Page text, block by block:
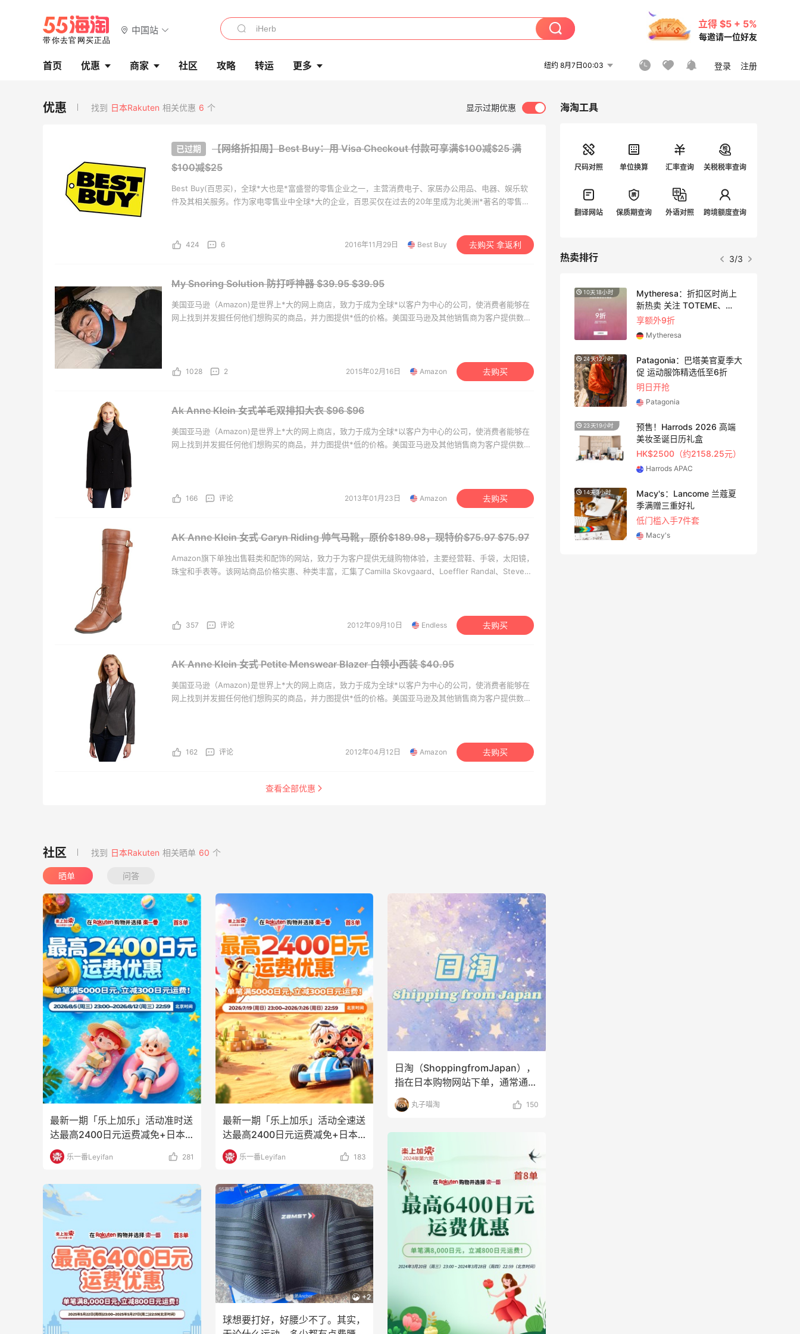
中国站
立得 $5 + 5%
每邀请一位好友
首页 优惠 商家 社区 攻略 转运 更多 纽约 8月7日00:03 登录 注册
找到 日本Rakuten 相关优惠 6 个 显示过期优惠
【网络折扣周】Best Buy：用 Visa Checkout 付款可享满$100减$25满
$100减$25
Best Buy(百思买)，全球*大也是*富盛誉的零售企业之一，主营消费电子、家居办公用品、电器、娱乐软
件及其相关服务。作为家电零售业中全球*大的企业，百思买仅在过去的20年里成为北美洲*著名的零售品
424 6 2016年11月29日 Best Buy 去购买 拿返利
My Snoring Solution 防打呼神器 $39.95$39.95
美国亚马逊（Amazon)是世界上*大的网上商店，致力于成为全球*以客户为中心的公司，使消费者能够在
网上找到并发掘任何他们想购买的商品，并力图提供*低的价格。美国亚马逊及其他销售商为客户提供数千
1028 2 2015年02月16日 Amazon 去购买
Ak Anne Klein 女式羊毛双排扣大衣 $96$96
美国亚马逊（Amazon)是世界上*大的网上商店，致力于成为全球*以客户为中心的公司，使消费者能够在
网上找到并发掘任何他们想购买的商品，并力图提供*低的价格。美国亚马逊及其他销售商为客户提供数千
166 评论 2013年01月23日 Amazon 去购买
AK Anne Klein 女式 Caryn Riding 帅气马靴，原价$189.98，现特价$75.97$75.97
Amazon旗下单独出售鞋类和配饰的网站，致力于为客户提供无缝购物体验，主要经营鞋、手袋，太阳镜，
珠宝和手表等。该网站商品价格实惠、种类丰富，汇集了Camilla Skovgaard、Loeffler Randal、Steve
357 评论 2012年09月10日 Endless 去购买
AK Anne Klein 女式 Petite Menswear Blazer 白领小西装$40.95
美国亚马逊（Amazon)是世界上*大的网上商店，致力于成为全球*以客户为中心的公司，使消费者能够在
网上找到并发掘任何他们想购买的商品，并力图提供*低的价格。美国亚马逊及其他销售商为客户提供数千
162 评论 2012年04月12日 Amazon 去购买
查看全部优惠
找到 日本Rakuten 相关晒单 60 个
晒单 问答
最新一期「乐上加乐」活动准时送
达最高2400日元运费减免+日本
乐天官方商城专属特
乐一番Leyifan 281
最新一期「乐上加乐」活动全速送
达最高2400日元运费减免+日本
乐天官方商城专属特
乐一番Leyifan 183
+2
球想要打好，好腰少不了。其实，
日淘（ShoppingfromJapan），
指在日本购物网站下单，通常通过
转运公
丸子喵淘 150
海淘工具
尺码对照 单位换算 汇率查询 关税税率查询
翻译网站 保质期查询 外语对照 跨境额度查询
热卖排行 3/3
Mytheresa：折扣区时尚上
新热卖 关注 TOTEME、
ZIMMERMAN 等
享额外9折
Mytheresa
Patagonia：巴塔美官夏季大
促 运动服饰精选低至6折
预售！Harrods 2026 高端
美妆圣诞日历礼盒
HK$2500（约2158.25元）
Harrods APAC
Macy's：Lancome 兰蔻夏
季满赠三重好礼
促销！入球衣、金属银跆拳
道鞋等
2件8折 叠加满HK$1800-100
Bloomingdales：时尚热
卖！入手珑骧、Tory
Burch、拉夫劳伦等
iHerb
季大促！哥伦比亚运动热卖
低至6折
【55专享】Base Blu：时尚
上新热卖 关注 PRADA、
LOEWE、加拿大鹅等
Bloomingdales：美妆大
促！入手 Dior、Prada、TF
等
LN-CC：限时大促！入手
Ganni、Acne、西太后等
LN-CC
10天18小时
Mytheresa：折扣区时尚上
新热卖 关注 TOTEME、
ZIMMERMAN 等
享额外9折
Mytheresa
24天12小时
Patagonia：巴塔美官夏季大
促 运动服饰精选低至6折
明日开抢
Patagonia
23天19小时
预售！Harrods 2026 高端
美妆圣诞日历礼盒
HK$2500（约2158.25元）
Harrods APAC
14天3小时
Macy's：Lancome 兰蔻夏
季满赠三重好礼
低门槛入手7件套
Macy's